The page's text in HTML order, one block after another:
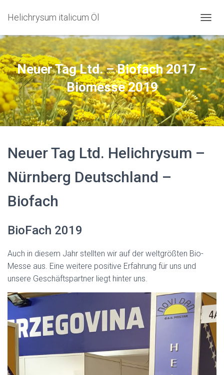
Helichrysum italicum Öl
Neuer Tag Ltd. – Biofach 2017 –
Biomesse 2019
Neuer Tag Ltd. Helichrysum –
Nürnberg Deutschland –
Biofach
BioFach 2019
Auch in diesem Jahr stellten wir auf der weltgrößten Bio-
Messe aus. Eine weitere positive Erfahrung für uns und
unsere Geschäftspartner liegt hinter uns.